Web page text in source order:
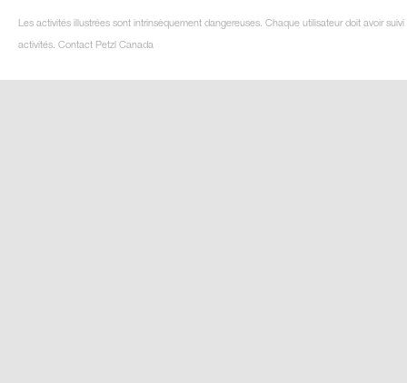
Les activités illustrées sont intrinsèquement dangereuses. Chaque utilisateur doit avoir
activités. Contact Petzl Canada